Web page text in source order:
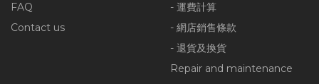
FAQ
Contact us
- 運費計算
- 網店銷售條款
- 退貨及換貨
Repair and maintenance